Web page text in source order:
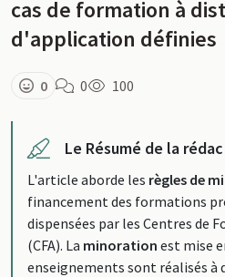
cas de formation à
d'application définies
0 0 100
Le Résumé de la rédac
L'article aborde les règles de
financement des formations
dispensées par les Centres de
(CFA). La minoration est mise
enseignements sont réalisés à